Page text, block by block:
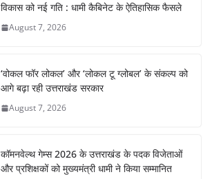
विकास को नई गति : धामी कैबिनेट के ऐतिहासिक फैसले
August 7, 2026
‘वोकल फॉर लोकल’ और ‘लोकल टू ग्लोबल’ के संकल्प को
आगे बढ़ा रही उत्तराखंड सरकार
August 7, 2026
कॉमनवेल्थ गेम्स 2026 के उत्तराखंड के पदक विजेताओं
और प्रशिक्षकों को मुख्यमंत्री धामी ने किया सम्मानित